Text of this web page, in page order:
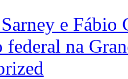
e
federal na